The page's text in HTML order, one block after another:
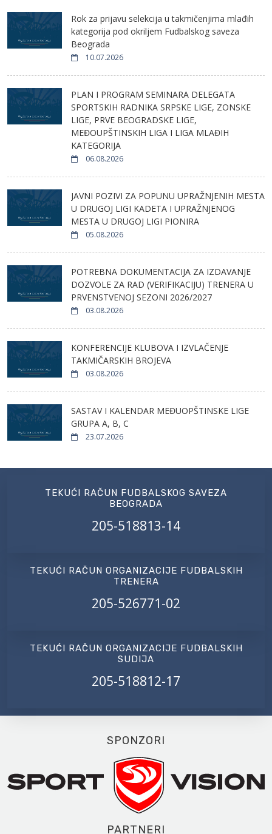
Rok za prijavu selekcija u takmičenjima mlađih
kategorija pod okriljem Fudbalskog saveza
Beograda
10.07.2026
PLAN I PROGRAM SEMINARA DELEGATA
SPORTSKIH RADNIKA SRPSKE LIGE, ZONSKE
LIGE, PRVE BEOGRADSKE LIGE,
MEĐOUPŠTINSKIH LIGA I LIGA MLAĐIH
KATEGORIJA
06.08.2026
JAVNI POZIVI ZA POPUNU UPRAŽNJENIH MESTA
U DRUGOJ LIGI KADETA I UPRAŽNJENOG
MESTA U DRUGOJ LIGI PIONIRA
05.08.2026
POTREBNA DOKUMENTACIJA ZA IZDAVANJE
DOZVOLE ZA RAD (VERIFIKACIJU) TRENERA U
PRVENSTVENOJ SEZONI 2026/2027
03.08.2026
KONFERENCIJE KLUBOVA I IZVLAČENJE
TAKMIČARSKIH BROJEVA
03.08.2026
SASTAV I KALENDAR MEĐUOPŠTINSKE LIGE
GRUPA A, B, C
23.07.2026
TEKUĆI RAČUN FUDBALSKOG SAVEZA
BEOGRADA
205-518813-14
TEKUĆI RAČUN ORGANIZACIJE FUDBALSKIH
TRENERA
205-526771-02
TEKUĆI RAČUN ORGANIZACIJE FUDBALSKIH
SUDIJA
205-518812-17
SPONZORI
PARTNERI